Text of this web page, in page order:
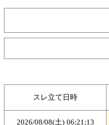
スレ立て日時
2026/08/08(土) 06:21:13